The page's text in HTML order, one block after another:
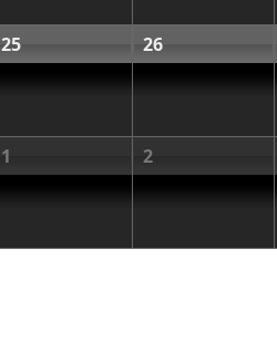
25 26
1 2